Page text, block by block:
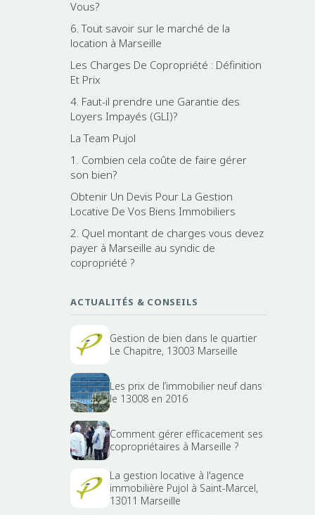
Vous?
6. Tout savoir sur le marché de la
location à Marseille
Les Charges De Copropriété : Définition
Et Prix
4. Faut-il prendre une Garantie des
Loyers Impayés (GLI)?
La Team Pujol
1. Combien cela coûte de faire gérer
son bien?
Obtenir Un Devis Pour La Gestion
Locative De Vos Biens Immobiliers
2. Quel montant de charges vous devez
payer à Marseille au syndic de
copropriété ?
ACTUALITÉS & CONSEILS
Gestion de bien dans le quartier
Le Chapitre, 13003 Marseille
Les prix de l’immobilier neuf dans
le 13008 en 2016
Comment gérer efficacement ses
copropriétaires à Marseille ?
La gestion locative à l'agence
immobilière Pujol à Saint-Marcel,
13011 Marseille